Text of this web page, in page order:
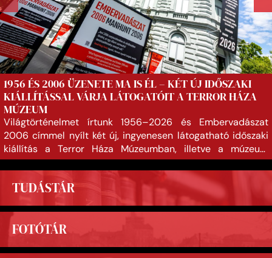
1956 ÉS 2006 ÜZENETE MA IS ÉL – KÉT ÚJ IDŐSZAKI
KIÁLLÍTÁSSAL VÁRJA LÁTOGATÓIT A TERROR HÁZA
MÚZEUM
Világtörténelmet írtunk 1956–2026 és Embervadászat
2006 címmel nyílt két új, ingyenesen látogatható időszaki
kiállítás a Terror Háza Múzeumban, illetve a múzeum
Csengery utca felöli oldalán. A kiállításokat Schmidt Mária
Széchenyi-díjas történész, a Terror Háza Múzeum
főigazgatója, Gulyás Gergely, a Fidesz országgyűlési
képviselője, Fekete Rajmund, a Kommunizmuskutató Intézet
igazgatója, valamint Kormos Valéria, Táncsics Mihály-díjas
újságíró nyitotta meg.
TUDÁSTÁR
FOTÓTÁR